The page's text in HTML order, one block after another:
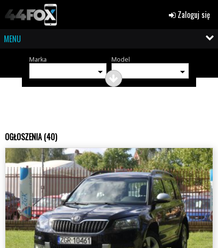
Zaloguj się
MENU
Marka Model
OGŁOSZENIA (40)